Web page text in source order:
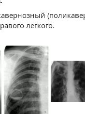
легкого.